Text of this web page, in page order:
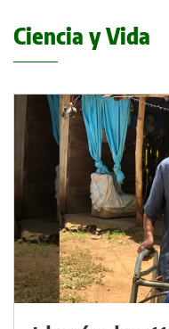
Ciencia y Vida